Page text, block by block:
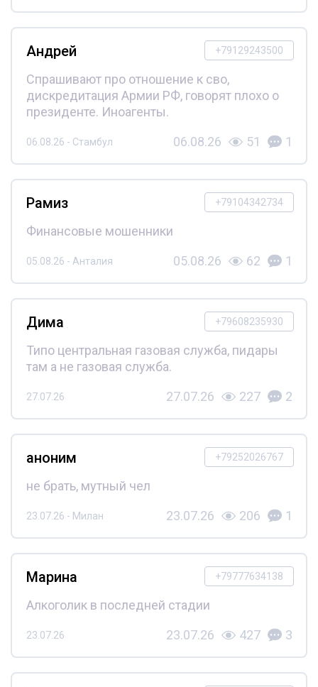
+79129243500
Андрей
Спрашивают про отношение к сво,
дискредитация Армии РФ, говорят плохо о
президенте. Иноагенты.
06.08.26 - Стамбул 06.08.26 51 1
+79104342734
Рамиз
Финансовые мошенники
05.08.26 - Анталия 05.08.26 62 1
+79608235930
Дима
Типо центральная газовая служба, пидары
там а не газовая служба.
27.07.26 27.07.26 227 2
+79252026767
аноним
не брать, мутный чел
23.07.26 - Милан 23.07.26 206 1
+79777634138
Марина
Алкоголик в последней стадии
23.07.26 23.07.26 427 3